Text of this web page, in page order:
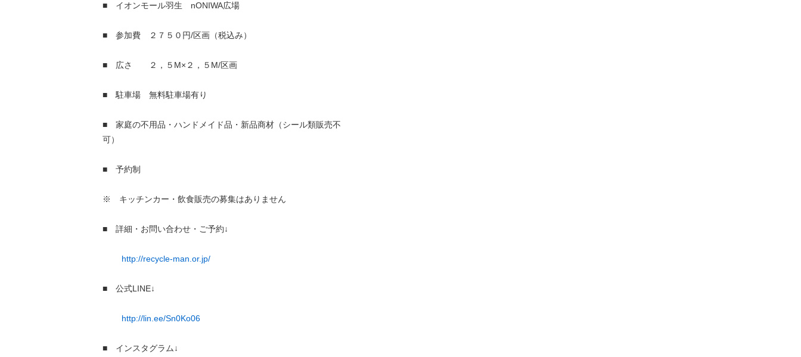
■ イオンモール羽生 nONIWA広場
■ 参加費 ２７５０円/区画（税込み）
■ 広さ ２，５M×２，５M/区画
■ 駐車場 無料駐車場有り
■ 家庭の不用品・ハンドメイド品・新品商材（シール類販売不
可）
■ 予約制
※ キッチンカー・飲食販売の募集はありません
■ 詳細・お問い合わせ・ご予約↓
http://recycle-man.or.jp/
■ 公式LINE↓
http://lin.ee/Sn0Ko06
■ インスタグラム↓